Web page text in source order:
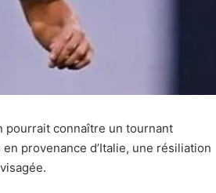
pourrait connaître un tournant
provenance d’Italie, une résiliation